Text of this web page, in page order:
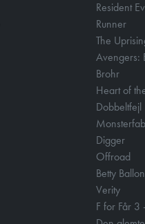
Resident
Runner
The
Avengers:
Brohr
Heart of
Dobbeltfejl
Digger
Offroad
Betty Ballon
Verity
F for Får 3